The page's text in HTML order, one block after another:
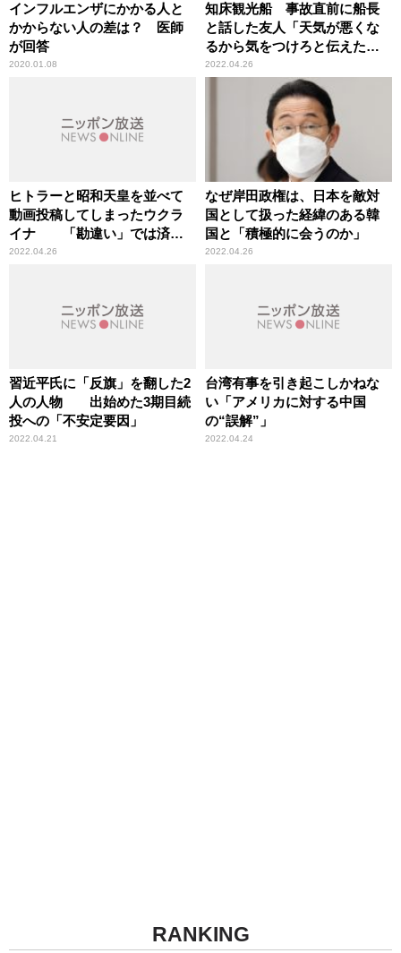
インフルエンザにかかる人と
かからない人の差は？ 医師
が回答
2020.01.08
知床観光船 事故直前に船長
と話した友人「天気が悪くな
るから気をつけろと伝えた
ら、え？と驚かれた」
2022.04.26
ヒトラーと昭和天皇を並べて
動画投稿してしまったウクラ
イナ 「勘違い」では済ま
ないあまりにも不幸な誤り
2022.04.26
なぜ岸田政権は、日本を敵対
国として扱った経緯のある韓
国と「積極的に会うのか」
2022.04.26
習近平氏に「反旗」を翻した2
人の人物 出始めた3期目続
投への「不安定要因」
2022.04.21
台湾有事を引き起こしかねな
い「アメリカに対する中国
の“誤解”」
2022.04.24
RANKING